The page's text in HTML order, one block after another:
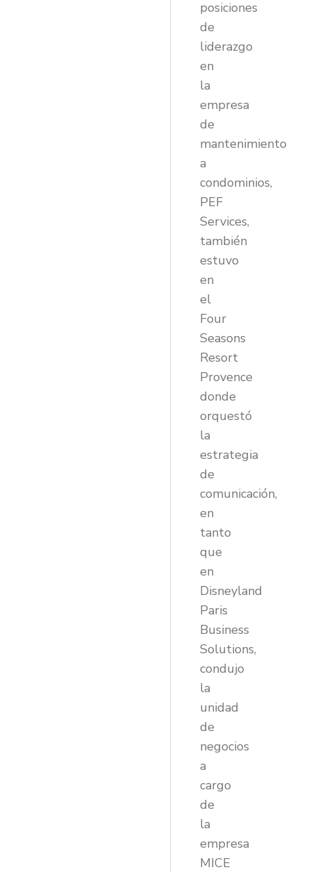
posiciones
de
liderazgo
en
la
empresa
de
mantenimiento
a
condominios,
PEF
Services,
también
estuvo
en
el
Four
Seasons
Resort
Provence
donde
orquestó
la
estrategia
de
comunicación,
en
tanto
que
en
Disneyland
Paris
Business
Solutions,
condujo
la
unidad
de
negocios
a
cargo
de
la
empresa
MICE